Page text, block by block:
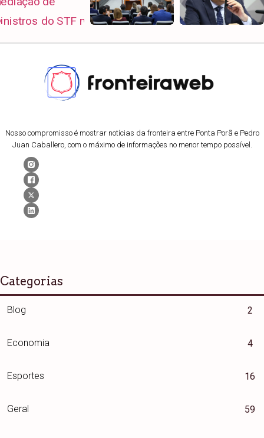
Nosso compromisso é mostrar notícias da fronteira entre Ponta Porã e Pedro
Juan Caballero, com o máximo de informações no menor tempo possível.
Categorias
Blog 2
Economia 4
Esportes 16
Geral 59